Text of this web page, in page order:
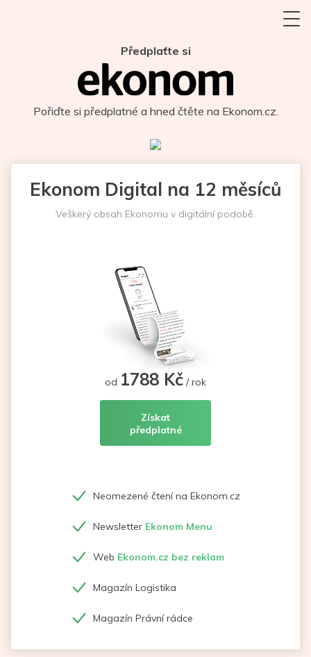
Předplaťte si
Pořiďte si předplatné a hned čtěte na Ekonom.cz.
Ekonom Digital na 12 měsíců
Veškerý obsah Ekonomu v digitální podobě.
od 1788 Kč / rok
Získat
předplatné
Neomezené čtení na Ekonom.cz
Newsletter Ekonom Menu
Web Ekonom.cz bez reklam
Magazín Logistika
Magazín Právní rádce